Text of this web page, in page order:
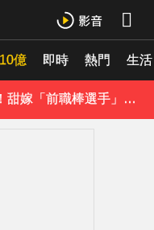
億 即時 熱門 生活
下大小事！
42歲情色女星要結婚了！甜嫁「前職棒選手」浪漫告白：迅速奪走我的心